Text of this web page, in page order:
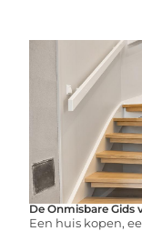
De Onmisbare
Een huis kopen,